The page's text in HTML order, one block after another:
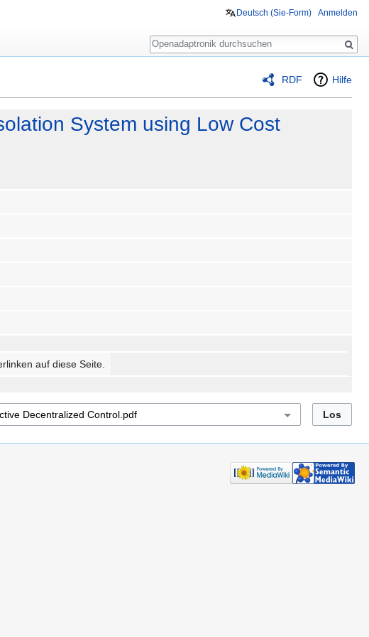
RDF Hilfe
System using Low Cost
auf diese Seite.
Deutsch (Sie-Form)‎ Anmelden
Suche